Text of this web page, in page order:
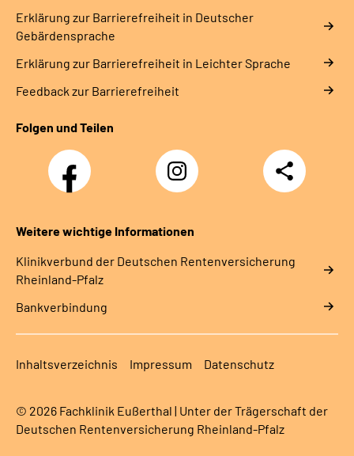
Erklärung zur Barrierefreiheit in Deutscher
Gebärdensprache
Erklärung zur Barrierefreiheit in Leichter Sprache
Feedback zur Barrierefreiheit
Folgen und Teilen
Facebook
Instagram
DRV
Nachwuchskräfte
Teilen
Weitere wichtige Informationen
Klinikverbund der Deutschen Rentenversicherung
Rheinland-Pfalz
Bankverbindung
Inhaltsverzeichnis Impressum Datenschutz
© 2026 Fachklinik Eußerthal | Unter der Trägerschaft der
Deutschen Rentenversicherung Rheinland-Pfalz